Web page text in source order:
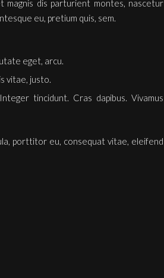
magnis dis parturient montes, nascetur
eu, pretium quis, sem.
eget, arcu.
vitae, justo.
tincidunt. Cras dapibus. Vivamus
porttitor eu, consequat vitae, eleifend